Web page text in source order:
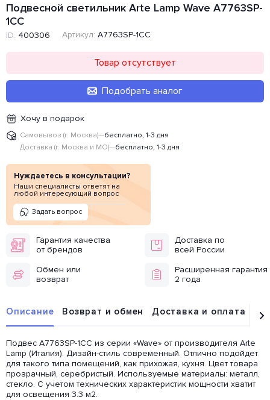
Подвесной светильник Arte Lamp Wave A7763SP-
1CC
ID: 400306 Артикул: A7763SP-1CC
Товар отсутствует
Подобрать аналог
Хочу в подарок
Самовывоз (г. Москва)—бесплатно, 1-3 дня
Доставка (г. Москва и МО)—бесплатно, 1-3 дня
Нуждаетесь в консультации?
Наши специалисты ответят на
любой интересующий вопрос
Задать вопрос
Гарантия качества
от брендов
Доставка по
всей России
Обмен или
возврат
Расширенная гарантия
2 года
Описание Возврат и обмен Доставка и оплата
Подвес A7763SP-1CC из серии «Wave» от производителя Arte
Lamp (Италия). Дизайн-стиль современный. Отлично подойдет
для такого типа помещений, как прихожая, кухня. Цвет товара
прозрачный, серебристый. Используемые материалы: металл,
стекло. С учетом технических характеристик мощности хватит
для освещения 3.3 м2.